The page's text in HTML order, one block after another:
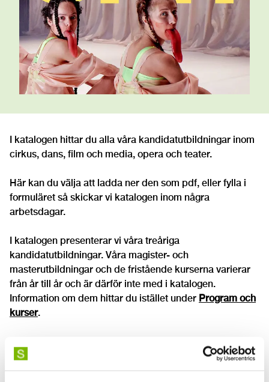
I katalogen hittar du alla våra kandidatutbildningar inom
cirkus, dans, film och media, opera och teater.
Här kan du välja att ladda ner den som pdf, eller fylla i
formuläret så skickar vi katalogen inom några
arbetsdagar.
I katalogen presenterar vi våra treåriga
kandidatutbildningar. Våra magister- och
masterutbildningar och de fristående kurserna varierar
från år till år och är därför inte med i katalogen.
Information om dem hittar du istället under Program och
kurser.